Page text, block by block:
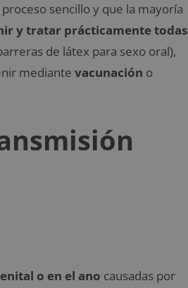
sencillo y que la mayoría
y tratar prácticamente todas
de látex para sexo oral),
mediante vacunación o
o en el ano causadas por